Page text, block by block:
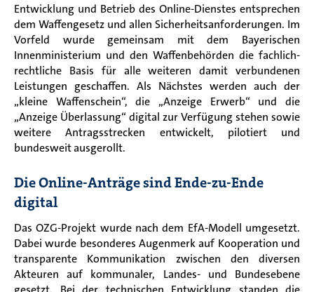
Entwicklung und Betrieb des Online-Dienstes entsprechen
dem Waffengesetz und allen Sicherheitsanforderungen. Im
Vorfeld wurde gemeinsam mit dem Bayerischen
Innenministerium und den Waffenbehörden die fachlich-
rechtliche Basis für alle weiteren damit verbundenen
Leistungen geschaffen. Als Nächstes werden auch der
„kleine Waffenschein“, die „Anzeige Erwerb“ und die
„Anzeige Überlassung“ digital zur Verfügung stehen sowie
weitere Antragsstrecken entwickelt, pilotiert und
bundesweit ausgerollt.
Die Online-Anträge sind Ende-zu-Ende
digital
Das OZG-Projekt wurde nach dem EfA-Modell umgesetzt.
Dabei wurde besonderes Augenmerk auf Kooperation und
transparente Kommunikation zwischen den diversen
Akteuren auf kommunaler, Landes- und Bundesebene